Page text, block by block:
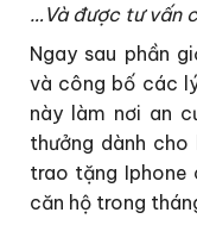
…Và được tư vấn
Ngay sau phần
và công bố các
này làm nơi an
thưởng dành
trao tặng Iphone
căn hộ trong